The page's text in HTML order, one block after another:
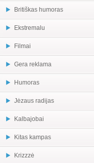
Britiškas humoras
Ekstremalu
Filmai
Gera reklama
Humoras
Jėzaus radijas
Kalbajobai
Kitas kampas
Krizzzė